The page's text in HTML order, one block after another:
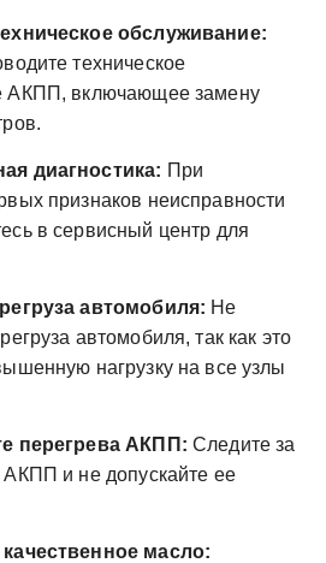
обслуживание:
техническое
АКПП, включающее замену
диагностика: При
признаков неисправности
в сервисный центр для
автомобиля: Не
автомобиля, так как это
нагрузку на все узлы
перегрева АКПП: Следите за
АКПП и не допускайте ее
масло: